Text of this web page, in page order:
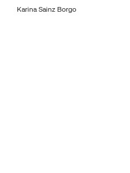
Karina Sainz Borgo